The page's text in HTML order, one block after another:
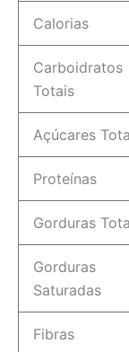
Calorias
Carboidratos
Totais
Açúcares
Proteínas
Gorduras
Gorduras
Saturadas
Fibras